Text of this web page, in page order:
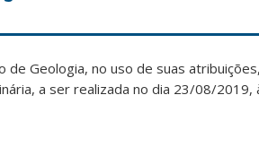
de Geologia, no uso de suas
a ser realizada no dia 23/08/2019,